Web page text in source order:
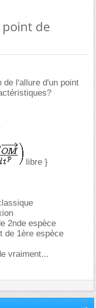
point de
l'allure d'un point
libre }
2nde espèce
de 1ère espèce
vraiment...